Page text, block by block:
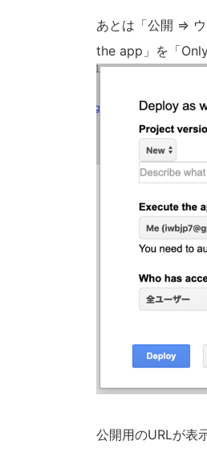
あとは「公開 =>
the app」を「
公開用のURLが表